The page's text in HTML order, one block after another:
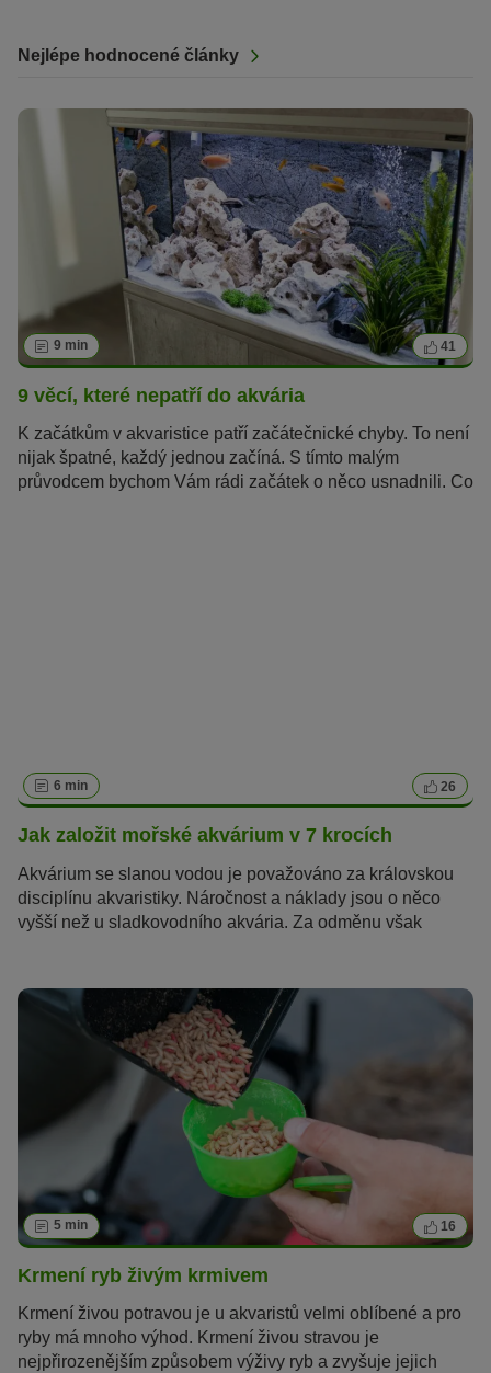
Nejlépe hodnocené články
9 min 41
9 věcí, které nepatří do akvária
K začátkům v akvaristice patří začátečnické chyby. To není
nijak špatné, každý jednou začíná. S tímto malým
průvodcem bychom Vám rádi začátek o něco usnadnili. Co
6 min 26
Jak založit mořské akvárium v 7 krocích
Akvárium se slanou vodou je považováno za královskou
disciplínu akvaristiky. Náročnost a náklady jsou o něco
vyšší než u sladkovodního akvária. Za odměnu však
začátečníci.
5 min 16
Krmení ryb živým krmivem
Krmení živou potravou je u akvaristů velmi oblíbené a pro
ryby má mnoho výhod. Krmení živou stravou je
nejpřirozenějším způsobem výživy ryb a zvyšuje jejich